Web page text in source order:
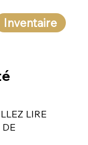
Inventaire
LIRE